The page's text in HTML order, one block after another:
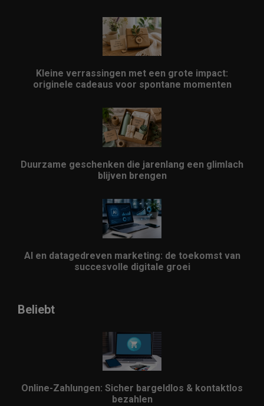
Kleine verrassingen met een grote impact:
originele cadeaus voor spontane momenten
Duurzame geschenken die jarenlang een glimlach
blijven brengen
AI en datagedreven marketing: de toekomst van
succesvolle digitale groei
Beliebt
Online-Zahlungen: Sicher bargeldlos & kontaktlos
bezahlen